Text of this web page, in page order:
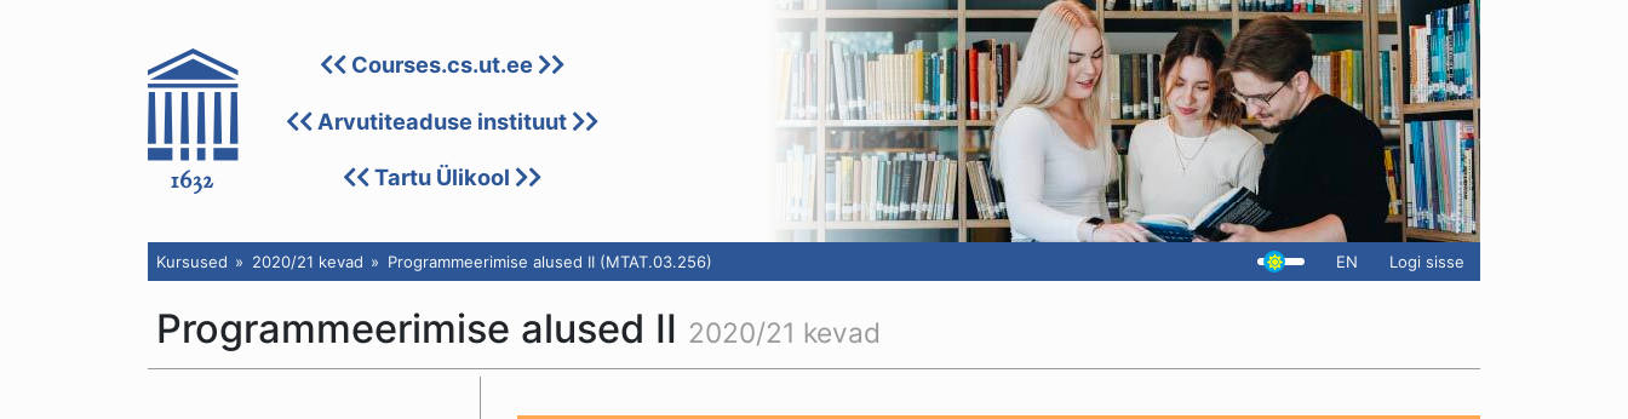
Courses.cs.ut.ee
Arvutiteaduse instituut
Tartu Ülikool
Kursused 2020/21 kevad Programmeerimise alused II (MTAT.03.256) EN Logi sisse
Programmeerimise alused II 2020/21 kevad